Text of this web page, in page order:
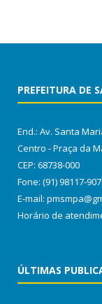
PREFEITURA DE
End.: Av. Santa
Centro - Praça da
CEP: 68738-000
Fone: (91) 98117-
E-mail:
Horário de
ÚLTIMAS